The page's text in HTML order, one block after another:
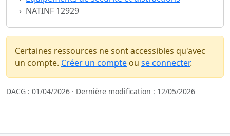
NATINF 12929
Certaines ressources ne sont accessibles qu'avec
un compte. Créer un compte ou se connecter.
DACG : 01/04/2026 · Dernière modification : 12/05/2026